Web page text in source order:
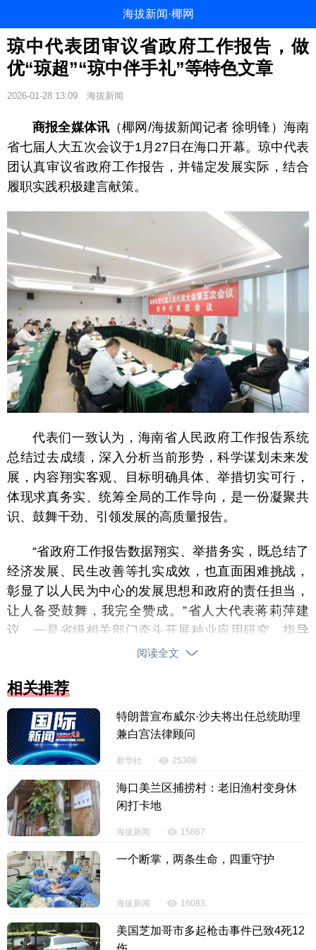
海拔新闻·椰网
琼中代表团审议省政府工作报告，做
优“琼超”“琼中伴手礼”等特色文章
2026-01-28 13:09 海拔新闻
商报全媒体讯 （椰网/海拔新闻记者 徐明锋）海南
省七届人大五次会议于1月27日在海口开幕。琼中代表
团认真审议省政府工作报告，并锚定发展实际，结合
履职实践积极建言献策。
代表们一致认为，海南省人民政府工作报告系统
总结过去成绩，深入分析当前形势，科学谋划未来发
展，内容翔实客观、目标明确具体、举措切实可行，
体现求真务实、统筹全局的工作导向，是一份凝聚共
识、鼓舞干劲、引领发展的高质量报告。
“省政府工作报告数据翔实、举措务实，既总结了
经济发展、民生改善等扎实成效，也直面困难挑战，
彰显了以人民为中心的发展思想和政府的责任担当，
让人备受鼓舞，我完全赞成。”省人大代表蒋莉萍建
议，一是省级相关部门牵头开展种业应用研究，指导
市县充分发挥种业资源优势，培育推广优质良种。二
规划引领低空经济发展，为城市高质量发展注入新动
能。三是省直有关部门统筹将省应急物资储备中心、
省粮食储备中心和省公路应急物资储备基地三大省级
战略物资储备基地的快速路项目纳入2026年度重点公
路项目规划和全省重大应急基础设施项目库，打通基
地间以及与高速互通的堵点，确保各类物资能够“储得
稳、调得快、运得畅”。
高，为琼中下一步工作方向提供指引。接下来，琼中
将努力把报告精神向群众传达好、落实好。在落实方
面：一是抓好常态化帮扶各项工作，巩固拓展乡村振
兴成果，推进农民增收、乡村建设、治理能力提升，
为共同富裕打好基础。二是坚定不移实施“生态立县”战
阅读全文
相关推荐
特朗普宣布威尔·沙夫将出任总统助理
兼白宫法律顾问
新华社 25308
海口美兰区捕捞村：老旧渔村变身休
闲打卡地
海拔新闻 15867
一个断掌，两条生命，四重守护
海拔新闻 16083
美国芝加哥市多起枪击事件已致4死12